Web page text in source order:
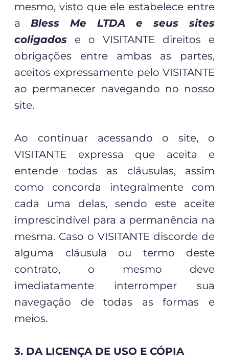
mesmo, visto que ele estabelece entre
a Bless Me LTDA e seus sites
coligados e o VISITANTE direitos e
obrigações entre ambas as partes,
aceitos expressamente pelo VISITANTE
ao permanecer navegando no nosso
site.
Ao continuar acessando o site, o
VISITANTE expressa que aceita e
entende todas as cláusulas, assim
como concorda integralmente com
cada uma delas, sendo este aceite
imprescindível para a permanência na
mesma. Caso o VISITANTE discorde de
alguma cláusula ou termo deste
contrato, o mesmo deve
imediatamente interromper sua
navegação de todas as formas e
meios.
3. DA LICENÇA DE USO E CÓPIA